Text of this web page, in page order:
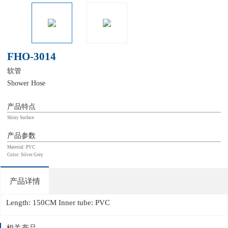
FHO-3014
软管
Shower Hose
产品特点
Shiny Surface
产品参数
Material: PVC
Color: Silver Grey
产品详情
Length: 150CM Inner tube: PVC